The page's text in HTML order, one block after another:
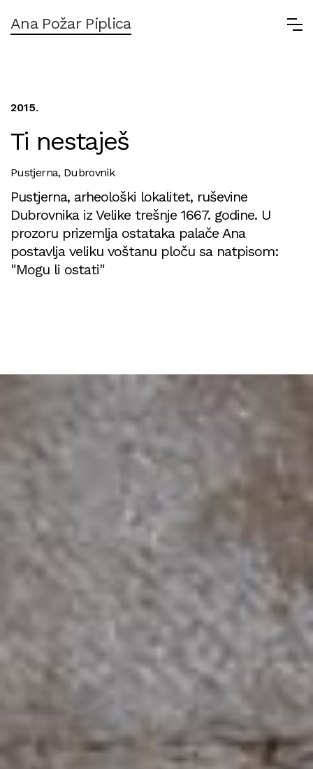
Ana Požar Piplica
2015.
Ti nestaješ
Pustjerna, Dubrovnik
Pustjerna, arheološki lokalitet, ruševine
Dubrovnika iz Velike trešnje 1667. godine. U
prozoru prizemlja ostataka palače Ana
postavlja veliku voštanu ploču sa natpisom:
"Mogu li ostati"